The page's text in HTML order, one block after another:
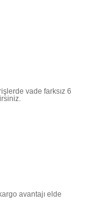
vade farksız 6
avantajı elde